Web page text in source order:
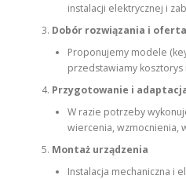
instalacji elektrycznej i
Dobór rozwiązania i oferta
Proponujemy modele
przedstawiamy
Przygotowanie i
W razie potrzeby
wiercenia, wzmocnienia,
Montaż urządzenia
Instalacja mechaniczna i